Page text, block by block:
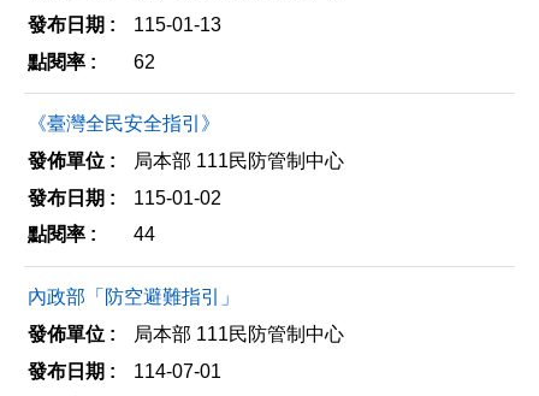
115-01-13
62
《臺灣全民安全指引》
局本部 111民防管制中心
115-01-02
44
內政部「防空避難指引」
局本部 111民防管制中心
114-07-01